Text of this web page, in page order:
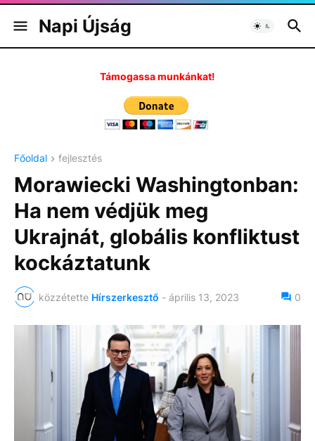
Napi Újság
Támogassa munkánkat!
Főoldal fejlesztés
Morawiecki Washingtonban:
Ha nem védjük meg
Ukrajnát, globális konfliktust
kockáztatunk
közzétette Hírszerkesztő - április 13, 2023 0